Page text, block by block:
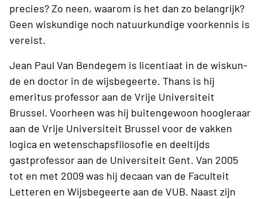
precies? Zo neen, waarom is het dan zo belangrijk?
Geen wiskundige noch natuurkundige voorkennis is
vereist.
Jean Paul Van Bendegem is licentiaat in de wiskun­
de en doctor in de wijsbegeerte. Thans is hij
emeritus professor aan de Vrije Universiteit
Brussel. Voorheen was hij buitengewoon hoogleraar
aan de Vrije Universiteit Brussel voor de vakken
logica en wetenschapsfilosofie en deeltijds
gastprofessor aan de Universiteit Gent. Van 2005
tot en met 2009 was hij decaan van de Faculteit
Letteren en Wijsbegeerte aan de VUB. Naast zijn